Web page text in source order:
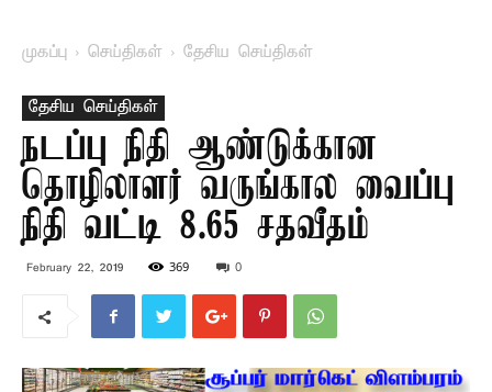
முகப்பு செய்திகள் தேசிய செய்திகள்
தேசிய செய்திகள்
நடப்பு நிதி ஆண்டுக்கான
தொழிலாளர் வருங்கால வைப்பு
நிதி வட்டி 8.65 சதவீதம்
February 22, 2019 369 0